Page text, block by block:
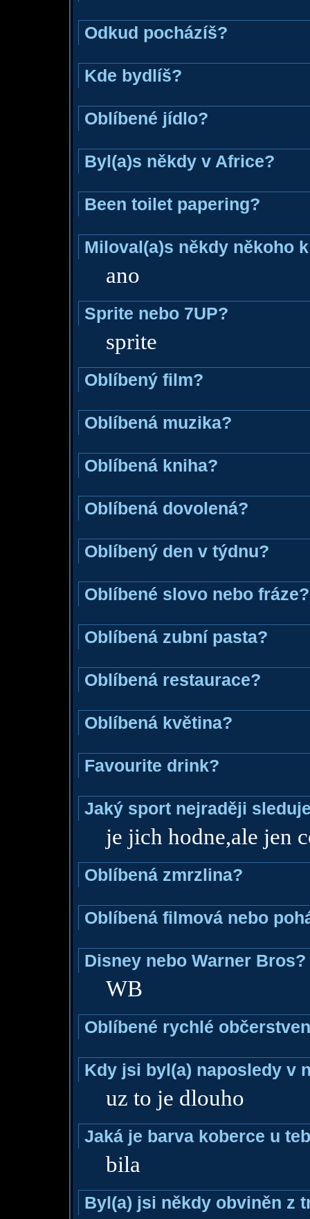
Odkud pocházíš?
Kde bydlíš?
Oblíbené jídlo?
Byl(a)s někdy v Africe?
Been toilet papering?
Miloval(a)s někdy někoho
ano
Sprite nebo 7UP?
sprite
Oblíbený film?
Oblíbená muzika?
Oblíbená kniha?
Oblíbená dovolená?
Oblíbený den v týdnu?
Oblíbené slovo nebo fráze?
Oblíbená zubní pasta?
Oblíbená restaurace?
Oblíbená květina?
Favourite drink?
Jaký sport nejraději
je jich hodne,ale jen
Oblíbená zmrzlina?
Oblíbená filmová nebo
Disney nebo Warner Bros?
WB
Oblíbené rychlé
Kdy jsi byl(a) naposledy v
uz to je dlouho
Jaká je barva koberce u
bila
Byl(a) jsi někdy obviněn z